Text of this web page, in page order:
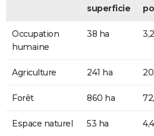
superficie
Occupation
humaine
38 ha
Agriculture 241 ha
Forêt 860 ha
Espace naturel 53 ha